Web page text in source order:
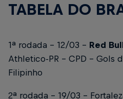
TABELA DO
1ª rodada - 12/03 - Red
Athletico-PR - CPD - Gols
Filipinho
2ª rodada - 19/03 -